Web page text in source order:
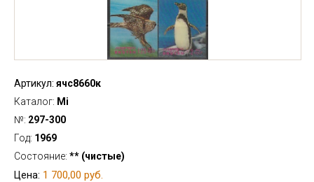
Артикул: ячс8660к
Каталог: Mi
№: 297-300
Год: 1969
Состояние: ** (чистые)
Цена: 1 700,00 руб.